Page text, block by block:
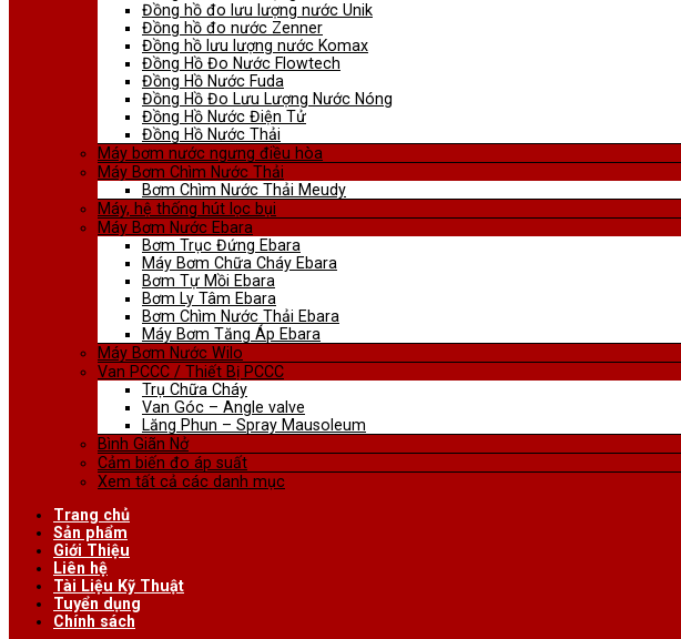
Đồng hồ đo lưu lượng nước Unik
Đồng hồ đo nước Zenner
Đồng hồ lưu lượng nước Komax
Đồng Hồ Đo Nước Flowtech
Đồng Hồ Nước Fuda
Đồng Hồ Đo Lưu Lượng Nước Nóng
Đồng Hồ Nước Điện Tử
Đồng Hồ Nước Thải
Máy bơm nước ngưng điều hòa
Máy Bơm Chìm Nước Thải
Bơm Chìm Nước Thải Meudy
Máy, hệ thống hút lọc bụi
Máy Bơm Nước Ebara
Bơm Trục Đứng Ebara
Máy Bơm Chữa Cháy Ebara
Bơm Tự Mồi Ebara
Bơm Ly Tâm Ebara
Bơm Chìm Nước Thải Ebara
Máy Bơm Tăng Áp Ebara
Máy Bơm Nước Wilo
Van PCCC / Thiết Bị PCCC
Trụ Chữa Cháy
Van Góc – Angle valve
Lăng Phun – Spray Mausoleum
Bình Giãn Nở
Cảm biến đo áp suất
Xem tất cả các danh mục
Trang chủ
Sản phẩm
Giới Thiệu
Liên hệ
Tài Liệu Kỹ Thuật
Tuyển dụng
Chính sách